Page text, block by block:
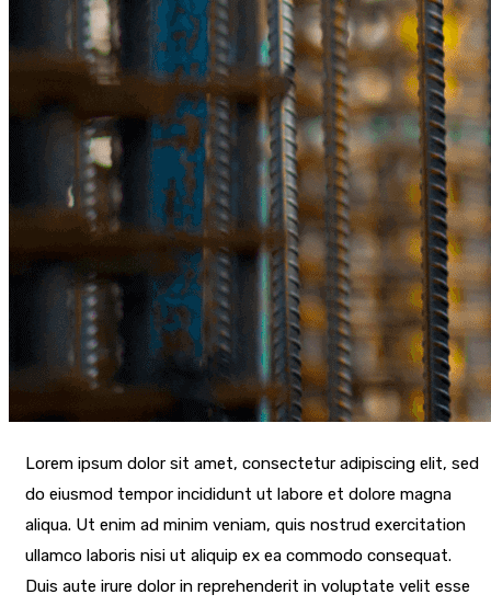
Lorem ipsum dolor sit amet, consectetur adipiscing elit, sed
do eiusmod tempor incididunt ut labore et dolore magna
aliqua. Ut enim ad minim veniam, quis nostrud exercitation
ullamco laboris nisi ut aliquip ex ea commodo consequat.
Duis aute irure dolor in reprehenderit in voluptate velit esse